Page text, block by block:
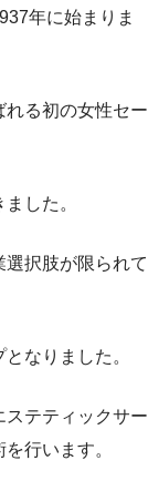
年に始まりま
れる初の女性セー
した。
択肢が限られて
なりました。
ステティックサー
行います。